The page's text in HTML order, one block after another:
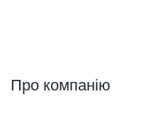
Про компанію